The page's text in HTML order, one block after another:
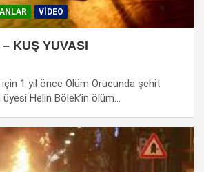
VIDEO
KUŞ YUVASI
1 yıl önce Ölüm Orucunda şehit
Helin Bölek’in ölüm…